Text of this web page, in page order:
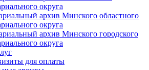
округа
архив Минского областного
округа
архив Минского городского
округа
для оплаты